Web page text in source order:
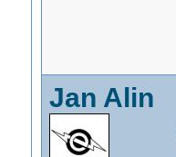
Jan Alin